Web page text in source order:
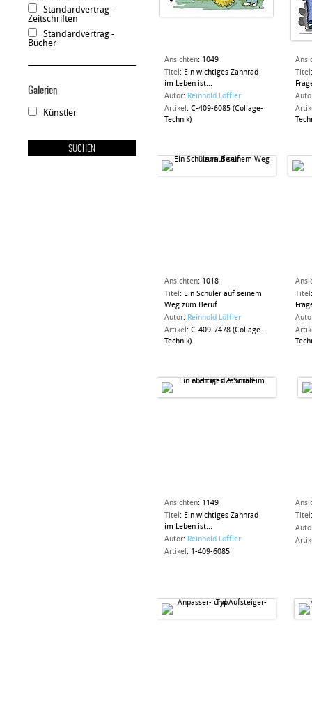
Standardvertrag -
Zeitschriften
Standardvertrag -
Bücher
Galerien
Künstler
Ansichten: 1049
Titel : Ein wichtiges Zahnrad
im Leben ist...
Autor: Reinhold Löffler
Artikel : C-409-6085 (Collage-
Technik)
Titel
Ansichten: 1018
Titel : Ein Schüler auf seinem
Weg zum Beruf
Autor: Reinhold Löffler
Artikel : C-409-7478 (Collage-
Technik)
Titel
Ansichten: 1149
Titel : Ein wichtiges Zahnrad
im Leben ist...
Autor: Reinhold Löffler
Artikel : 1-409-6085
Titel